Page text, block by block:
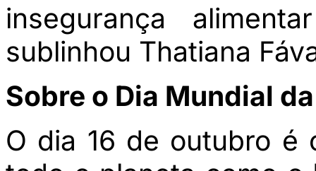
insegurança
sublinhou Thatiana
Sobre o Dia Mundial
O dia 16 de outubro é